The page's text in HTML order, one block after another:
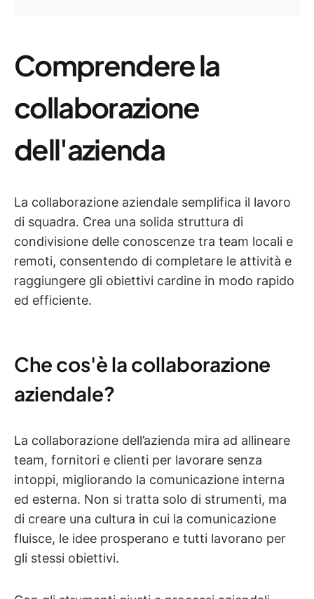
Comprendere la
collaborazione
dell'azienda
La collaborazione aziendale semplifica il lavoro
di squadra. Crea una solida struttura di
condivisione delle conoscenze tra team locali e
remoti, consentendo di completare le attività e
raggiungere gli obiettivi cardine in modo rapido
ed efficiente.
Che cos'è la collaborazione
aziendale?
La collaborazione dell’azienda mira ad allineare
team, fornitori e clienti per lavorare senza
intoppi, migliorando la comunicazione interna
ed esterna. Non si tratta solo di strumenti, ma
di creare una cultura in cui la comunicazione
fluisce, le idee prosperano e tutti lavorano per
gli stessi obiettivi.